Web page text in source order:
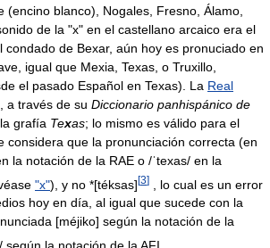
(encino blanco), Nogales, Fresno, Álamo,
de la "x" en el castellano arcaico era el
condado de Bexar, aún hoy es pronuciado en
igual que Mexia, Texas, o Truxillo,
el pasado Español en Texas). La Real
, a través de su Diccionario panhispánico de
grafía Texas; lo mismo es válido para el
considera que la pronunciación correcta (en
la notación de la RAE o /ˈtexas/ en la
"x"), y no *[téksas][3]
, lo cual es un error
hoy en día, al igual que sucede con la
[méjiko] según la notación de la